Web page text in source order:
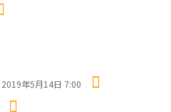
2019年5月14日 7:00